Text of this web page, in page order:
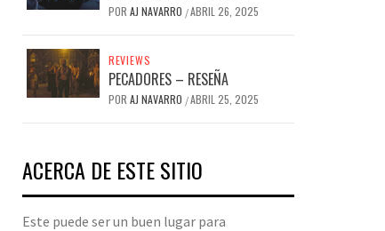
POR AJ NAVARRO /ABRIL 26, 2025
REVIEWS
PECADORES – RESEÑA
POR AJ NAVARRO /ABRIL 25, 2025
ACERCA DE ESTE SITIO
Este puede ser un buen lugar para